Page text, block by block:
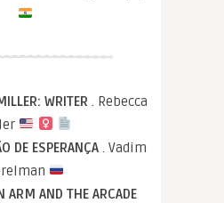
WRITER . Rebecca
DE ESPERANÇA . Vadim
AND THE ARCADE